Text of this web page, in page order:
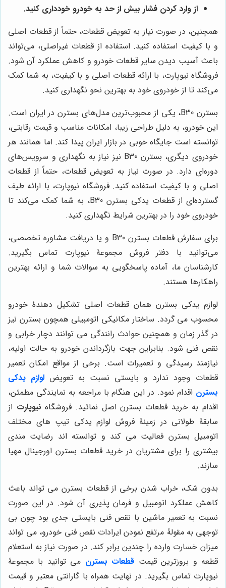
از وارد کردن فشار بیش از حد به خودرو خودداری کنید.
همچنین، در صورت نیاز به تعویض قطعات، حتماً از قطعات اصلی
و با کیفیت استفاده کنید. استفاده از قطعات غیراصلی، می‌تواند
باعث آسیب دیدن سایر قطعات خودرو و کاهش عملکرد آن شود.
فروشگاه نیوپارت، با ارائه قطعات اصلی و با کیفیت، به شما کمک
می‌کند تا از خودروی خود به بهترین نحو نگهداری کنید.
بسترن B30، یکی از محبوب‌ترین مدل‌های بسترن در ایران است.
این خودرو، به دلیل طراحی زیبا، امکانات مناسب و قیمت رقابتی،
توانسته است جایگاه خوبی در بازار ایران پیدا کند. اما همانند هر
خودروی دیگری، بسترن B30 نیز نیاز به نگهداری و سرویس‌های
دوره‌ای دارد. در صورت نیاز به تعویض قطعات، حتماً از قطعات
اصلی و با کیفیت استفاده کنید. فروشگاه نیوپارت، با ارائه طیف
گسترده‌ای از قطعات یدکی بسترن B30، به شما کمک می‌کند تا
خودروی خود را در بهترین شرایط نگهداری کنید.
برای سفارش قطعات بسترن B30 و یا دریافت مشاوره تخصصی،
می‌توانید با دفتر فروش مجموعۀ نیوپارت تماس بگیرید.
کارشناسان ما، آماده پاسخگویی به سوالات شما و ارائه بهترین
راهکارها هستند.
لوازم یدکی بسترن همان قطعات اصلی تشکیل دهندۀ خودرو
محسوب می گردد. ساختار مکانیکی اتومبیلی همچون بسترن نیز
در گذر زمان و همچنین حوادث رانندگی می توانند دچار خرابی و
نقص فنی شود. بنابراین جهت بازگرداندن خودرو به حالت اولیه،
نیازمند رسیدگی و تعمیرات است. برخی از مواقع امکان تعمیر
قطعات وجود ندارد و بایستی نسبت به تعویض لوازم یدکی
بسترن اقدام نمود. در این هنگام با مراجعه به نمایندگی مطمئن،
اقدام به خرید قطعات بسترن اصل نمائید. فروشگاه نیوپارت از
سابقۀ طولانی در زمینۀ فروش لوازم یدکی تیپ های مختلف
اتومبیل بسترن فعالیت می کند و توانسته اند رضایت مندی
بیشتری را برای مشتریان در خرید قطعات بسترن اورجینال مهیا
سازند.
بدون شک، خراب شدن برخی از قطعات بسترن می تواند باعث
کاهش عملکرد اتومبیل و فرمان پذیری آن شود. در این صورت
نسبت به تعمیر ماشین با نقص فنی بایستی جدی بود چون بی
توجهی به مقولۀ مرتفع نمودن ایرادات نقص فنی خودرو، می تواند
میزان خسارت وارده را چندین برابر کند. در صورت نیاز به استعلام
قطعه و بروزترین قیمت قطعات بسترن می توانید با مجموعۀ
نیوپارت تماس بگیرید. در نهایت همراه با گارانتی معتبر و قیمت